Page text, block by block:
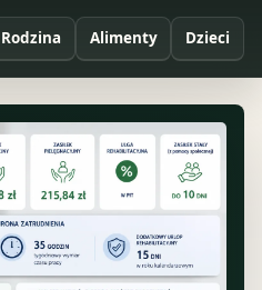
Rodzina Alimenty Dzieci